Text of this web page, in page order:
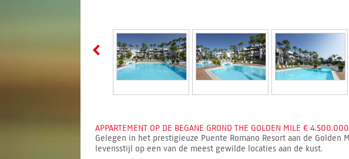
APPARTEMENT OP DE BEGANE GROND THE GOLDEN MILE €
Gelegen in het prestigieuze Puente Romano Resort aan de
levensstijl op een van de meest gewilde locaties aan de kust.